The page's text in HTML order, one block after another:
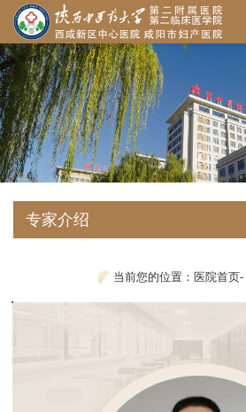
专家介绍
当前您的位置： 医院首页-